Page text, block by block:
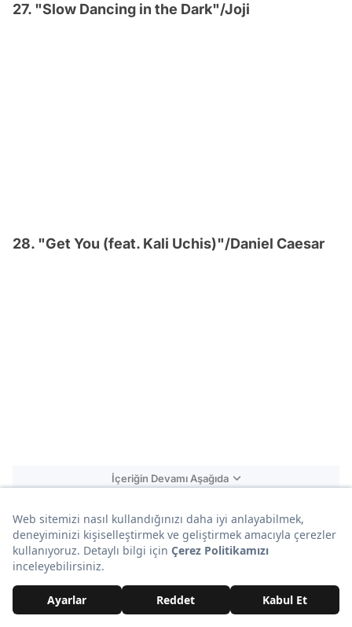
27. "Slow Dancing in the Dark"/Joji
28. "Get You (feat. Kali Uchis)"/Daniel Caesar
İçeriğin Devamı Aşağıda
Reklam